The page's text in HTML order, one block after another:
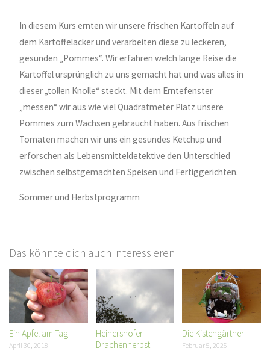
In diesem Kurs ernten wir unsere frischen Kartoffeln auf
dem Kartoffelacker und verarbeiten diese zu leckeren,
gesunden „Pommes“. Wir erfahren welch lange Reise die
Kartoffel ursprünglich zu uns gemacht hat und was alles in
dieser „tollen Knolle“ steckt. Mit dem Erntefenster
„messen“ wir aus wie viel Quadratmeter Platz unsere
Pommes zum Wachsen gebraucht haben. Aus frischen
Tomaten machen wir uns ein gesundes Ketchup und
erforschen als Lebensmitteldetektive den Unterschied
zwischen selbstgemachten Speisen und Fertiggerichten.
Sommer und Herbstprogramm
Das könnte dich auch interessieren
Ein Apfel am Tag
April 30, 2018
Heinershofer
Drachenherbst
Die Kistengärtner
Februar 5, 2025